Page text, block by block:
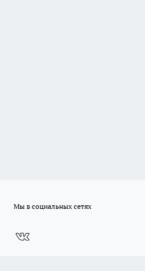
Мы в социальных сетях